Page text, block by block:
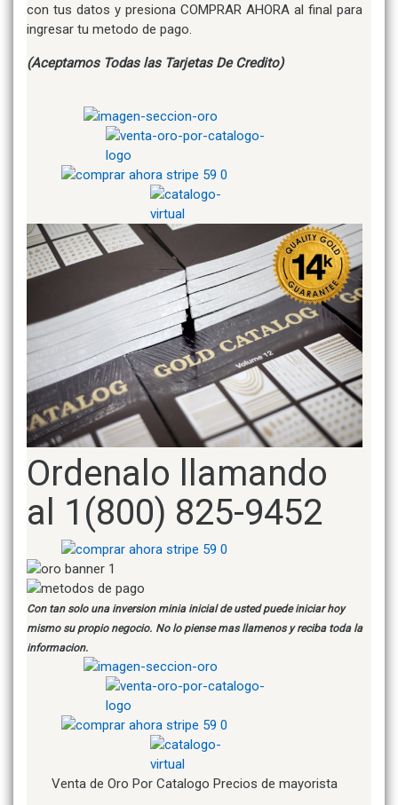
con tus datos y presiona COMPRAR AHORA al final para
ingresar tu metodo de pago.
(Aceptamos Todas las Tarjetas De Credito)
Ordenalo llamando
al 1(800) 825-9452
Con tan solo una inversion minia inicial de usted puede iniciar hoy
mismo su propio negocio. No lo piense mas llamenos y reciba toda la
informacion.
Venta de Oro Por Catalogo Precios de mayorista